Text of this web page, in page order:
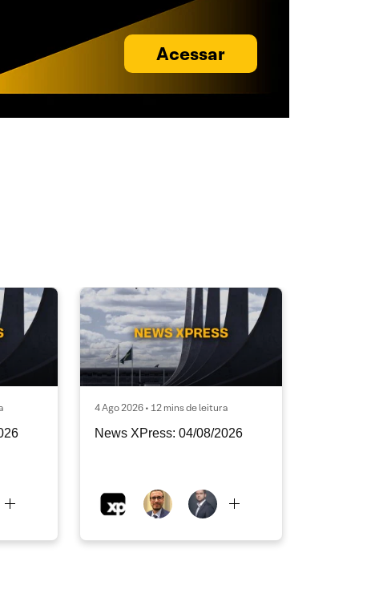
Acessar
4 Ago 2026 • 12 mins de leitura
News XPress: 04/08/2026